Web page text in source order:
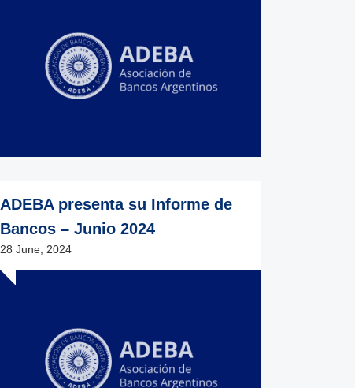
ADEBA presenta su Informe de
Bancos – Junio 2024
28 June, 2024